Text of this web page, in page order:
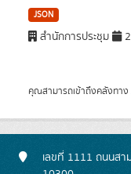
JSON
สำนักการประชุม
คุณสามารถเข้าถึงคลังทาง
เลขที่ 1111 ถนนสา